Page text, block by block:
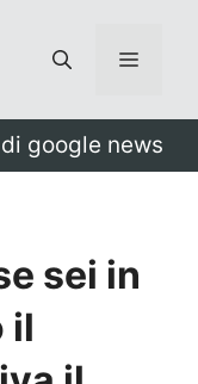
Menu
google news
sei in
il